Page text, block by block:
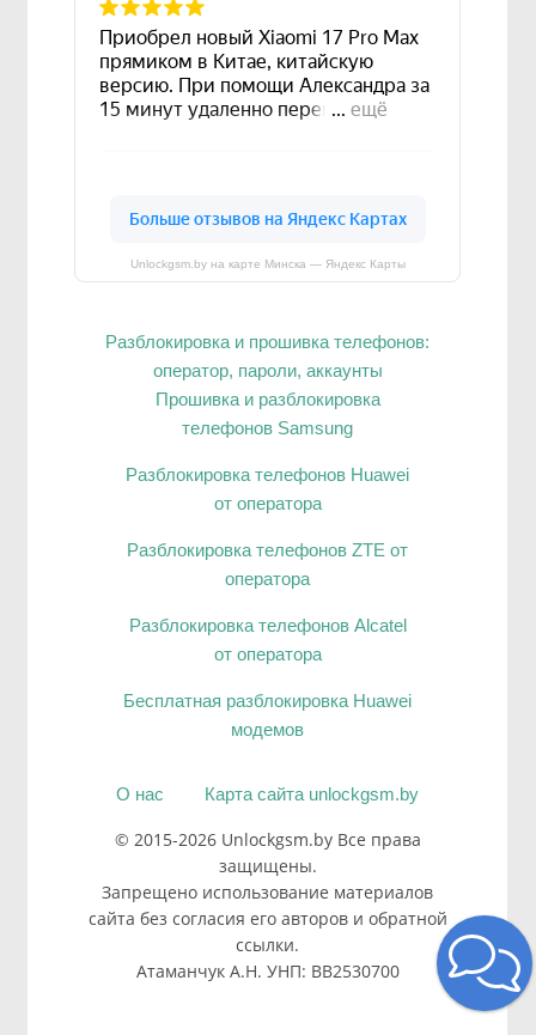
Unlockgsm.by на карте Минска — Яндекс Карты
Разблокировка и прошивка телефонов:
оператор, пароли, аккаунты
Прошивка и разблокировка
телефонов Samsung
Разблокировка телефонов Huawei
от оператора
Разблокировка телефонов ZTE от
оператора
Разблокировка телефонов Alcatel
от оператора
Бесплатная разблокировка Huawei
модемов
О нас Карта сайта unlockgsm.by
© 2015-2026 Unlockgsm.by Все права
защищены.
Запрещено использование материалов
сайта без согласия его авторов и обратной
ссылки.
Атаманчук А.Н. УНП: BB2530700